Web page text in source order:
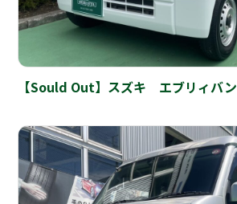
【Sould Out】スズキ エブリィバン